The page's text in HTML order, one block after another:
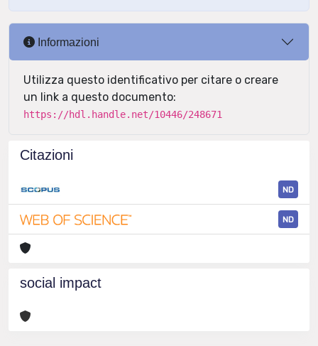
Informazioni
Utilizza questo identificativo per citare o creare
un link a questo documento:
https://hdl.handle.net/10446/248671
Citazioni
ND
ND
social impact